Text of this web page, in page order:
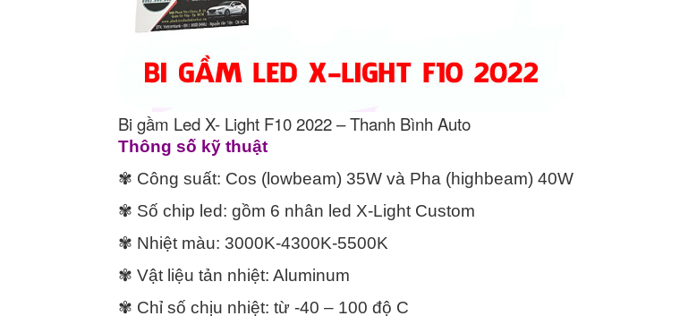
Bi gầm Led X- Light F10 2022 – Thanh Bình Auto
Thông số kỹ thuật
✾ Công suất: Cos (lowbeam) 35W và Pha (highbeam) 40W
✾ Số chip led: gồm 6 nhân led X-Light Custom
✾ Nhiệt màu: 3000K-4300K-5500K
✾ Vật liệu tản nhiệt: Aluminum
✾ Chỉ số chịu nhiệt: từ -40 – 100 độ C